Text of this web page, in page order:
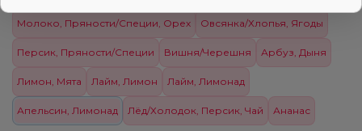
Молоко, Пряности/Специи, Орех Овсянка/Хлопья, Ягоды
Персик, Пряности/Специи Вишня/Черешня Арбуз, Дыня
Лимон, Мята Лайм, Лимон Лайм, Лимонад
Апельсин, Лимонад Лёд/Холодок, Персик, Чай Ананас